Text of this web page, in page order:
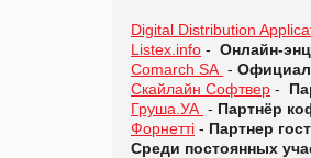
Digital Distribution
Listex.info - Онлайн-
Comarch SA -
Скайлайн Софтвер -
Груша.УА - Партнёр
Форнетті - Партнер
Среди постоянных